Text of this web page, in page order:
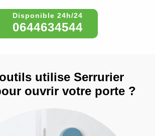
0644634544
utilise Serrurier
ouvrir votre porte ?